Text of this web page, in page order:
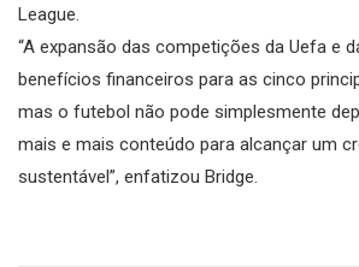
League.
“A expansão das competições da Uefa e
benefícios financeiros para as cinco
mas o futebol não pode simplesmente
mais e mais conteúdo para alcançar um
sustentável”, enfatizou Bridge.